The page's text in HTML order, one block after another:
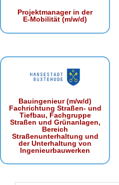
Projektmanager in der
E‑Mobilität (m/w/d)
Bauingenieur (m/w/d)
Fachrichtung Straßen- und
Tiefbau, Fachgruppe
Straßen und Grünanlagen,
Bereich
Straßenunterhaltung und
der Unterhaltung von
Ingenieurbauwerken